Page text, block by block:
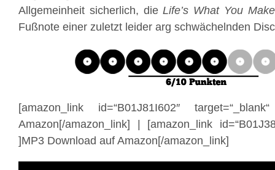
Allgemeinheit sicherlich, dieLife’s What You
Fußnote einer zuletzt leider arg schwächelnden
[amazon_link id=“B01J81I602″
Amazon[/amazon_link] | [amazon_link
]MP3 Download auf Amazon[/amazon_link]